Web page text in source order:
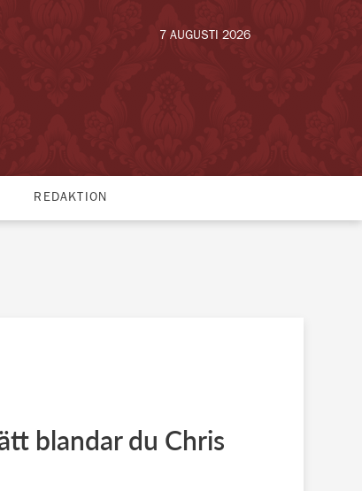
7 AUGUSTI 2026
REDAKTION
blandar du Chris